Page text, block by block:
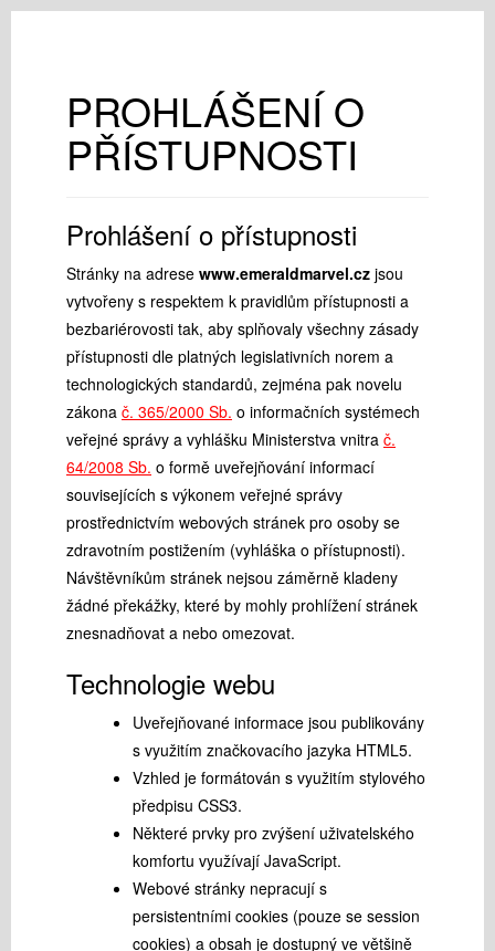
PROHLÁŠENÍ O
PŘÍSTUPNOSTI
Prohlášení o přístupnosti
Stránky na adrese www.emeraldmarvel.cz jsou
vytvořeny s respektem k pravidlům přístupnosti a
bezbariérovosti tak, aby splňovaly všechny zásady
přístupnosti dle platných legislativních norem a
technologických standardů, zejména pak novelu
zákona č. 365/2000 Sb. o informačních systémech
veřejné správy a vyhlášku Ministerstva vnitra č.
64/2008 Sb. o formě uveřejňování informací
souvisejících s výkonem veřejné správy
prostřednictvím webových stránek pro osoby se
zdravotním postižením (vyhláška o přístupnosti).
Návštěvníkům stránek nejsou záměrně kladeny
žádné překážky, které by mohly prohlížení stránek
znesnadňovat a nebo omezovat.
Technologie webu
Uveřejňované informace jsou publikovány
s využitím značkovacího jazyka HTML5.
Vzhled je formátován s využitím stylového
předpisu CSS3.
Některé prvky pro zvýšení uživatelského
komfortu využívají JavaScript.
Webové stránky nepracují s
persistentními cookies (pouze se session
cookies) a obsah je dostupný ve většině